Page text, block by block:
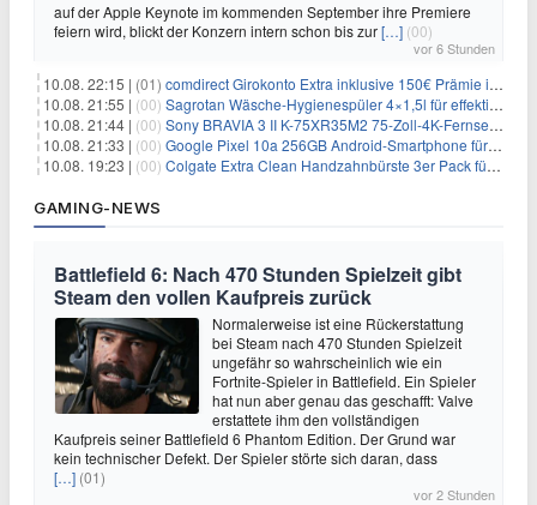
auf der Apple Keynote im kommenden September ihre Premiere
feiern wird, blickt der Konzern intern schon bis zur[…] (00)
vor 6 Stunden
10.08. 22:15 | (01) comdirect Girokonto Extra inklusive 150€ Prämie inkl. gratis Visa-Kreditkarte + 1 Jahr kostenlose Kontoführung + 1,75% Zinsen p.a.
10.08. 21:55 | (00) Sagrotan Wäsche-Hygienespüler 4×1,5l für effektiv 10,76€
10.08. 21:44 | (00) Sony BRAVIA 3 II K-75XR35M2 75-Zoll-4K-Fernseher für 1359€
10.08. 21:33 | (00) Google Pixel 10a 256GB Android-Smartphone für 449€
10.08. 19:23 | (00) Colgate Extra Clean Handzahnbürste 3er Pack für 1,25€
GAMING-NEWS
Battlefield 6: Nach 470 Stunden Spielzeit gibt
Steam den vollen Kaufpreis zurück
Normalerweise ist eine Rückerstattung
bei Steam nach 470 Stunden Spielzeit
ungefähr so wahrscheinlich wie ein
Fortnite-Spieler in Battlefield. Ein Spieler
hat nun aber genau das geschafft: Valve
erstattete ihm den vollständigen
Kaufpreis seiner Battlefield 6 Phantom Edition. Der Grund war
kein technischer Defekt. Der Spieler störte sich daran, dass
[…] (01)
vor 2 Stunden